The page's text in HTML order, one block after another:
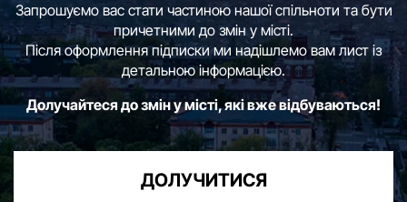
Запрошуємо вас стати частиною нашої спільноти та бути
причетними до змін у місті.
Після оформлення підписки ми надішлемо вам лист із
детальною інформацією.
Долучайтеся до змін у місті, які вже відбуваються!
ДОЛУЧИТИСЯ